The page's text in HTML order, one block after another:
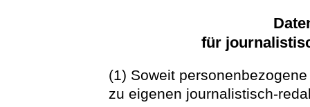
für
(1) Soweit
zu eigenen journalistisch-